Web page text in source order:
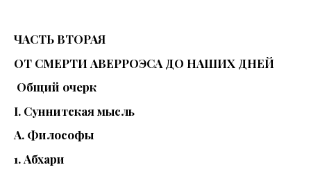
ЧАСТЬ ВТОРАЯ
ОТ СМЕРТИ АВЕРРОЭСА ДО НАШИХ ДНЕЙ
Общий очерк
I. Суннитская мысль
А. Философы
1. Абхари